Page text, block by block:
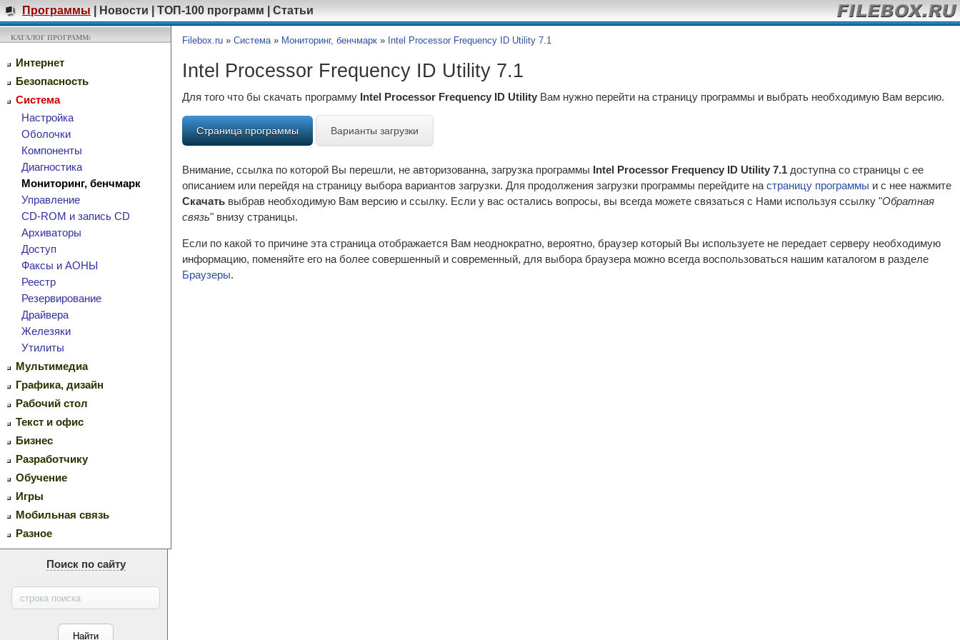
Программы Новости ТОП-100 программ Статьи
КАТАЛОГ ПРОГРАММ:
Интернет
Безопасность
Система
Настройка
Оболочки
Компоненты
Диагностика
Мониторинг, бенчмарк
Управление
CD-ROM и запись CD
Архиваторы
Доступ
Факсы и АОНЫ
Реестр
Резервирование
Драйвера
Железяки
Утилиты
Мультимедиа
Графика, дизайн
Рабочий стол
Текст и офис
Бизнес
Разработчику
Обучение
Игры
Мобильная связь
Разное
Поиск по сайту
Filebox.ru » Система» Мониторинг, бенчмарк » Intel Processor Frequency ID Utility 7.1
Intel Processor Frequency ID Utility 7.1
Для того что бы скачать программу Intel Processor Frequency ID Utility Вам нужно перейти на страницу программы и выбрать необходимую Вам версию.
Страница программы Варианты загрузки
Внимание, ссылка по которой Вы перешли, не авторизованна, загрузка программы Intel Processor Frequency ID Utility 7.1 доступна со страницы с ее
описанием или перейдя на страницу выбора вариантов загрузки. Для продолжения загрузки программы перейдите на страницу программы и с нее нажмите
Скачать выбрав необходимую Вам версию и ссылку. Если у вас остались вопросы, вы всегда можете связаться с Нами используя ссылку "Обратная
связь" внизу страницы.
Если по какой то причине эта страница отображается Вам неоднократно, вероятно, браузер который Вы используете не передает серверу необходимую
информацию, поменяйте его на более совершенный и современный, для выбора браузера можно всегда воспользоваться нашим каталогом в разделе
Браузеры.